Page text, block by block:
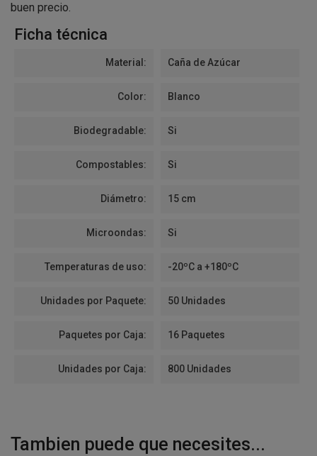
buen precio.
Ficha técnica
Material: Caña de Azúcar
Color: Blanco
Biodegradable: Si
Compostables: Si
Diámetro: 15 cm
Microondas: Si
Temperaturas de uso: -20ºC a +180ºC
Unidades por Paquete: 50 Unidades
Paquetes por Caja: 16 Paquetes
Unidades por Caja: 800 Unidades
Tambien puede que necesites...